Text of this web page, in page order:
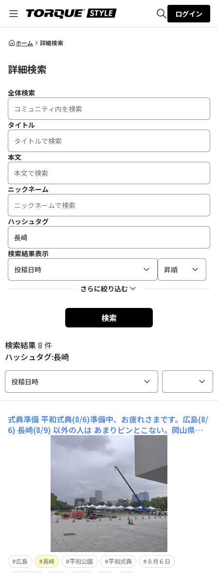
全体検索
ログイン
ホーム 詳細検索
詳細検索
全体検索
タイトル
本文
ニックネーム
ハッシュタグ
検索結果表示
投稿日時
昇順
さらに絞り込む
検索
検索結果8 件
ハッシュタグ:長崎
投稿日時
式典準備平和式典(8/6)準備中、お疲れさまです。広島(8/
6) 長崎(8/9) 以外の人は あまりピンとこない。岡山県生
まれの私も、夏休みの8/6朝のテレビでなんで？わざわ
ざ？中継するのって思っていた。中学の修学旅行で長崎資
料館、展示内容は全く覚えていないが、平和に生活できて
いて良かったぁ、、、感じた。四
広島 長崎 平和公園 平和式典
８月６日